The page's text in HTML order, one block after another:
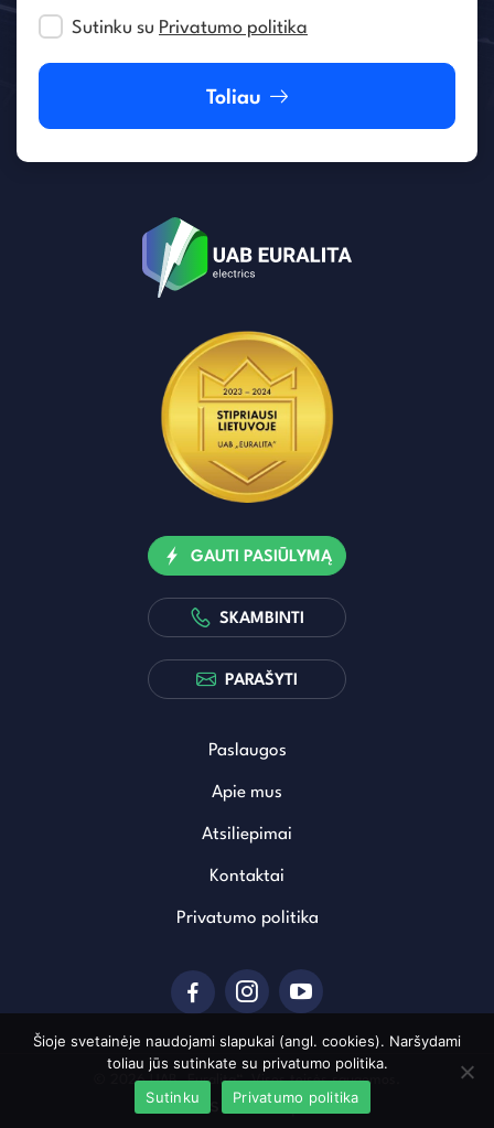
Sutinku su Privatumo politika
Toliau
GAUTI PASIŪLYMĄ
SKAMBINTI
PARAŠYTI
Paslaugos
Apie mus
Atsiliepimai
Kontaktai
Privatumo politika
© 2026 UAB „Euralita“. Visos teisės saugomos.
Sukurta:
Šioje svetainėje naudojami slapukai (angl. cookies). Naršydami
toliau jūs sutinkate su privatumo politika.
Sutinku
Privatumo politika